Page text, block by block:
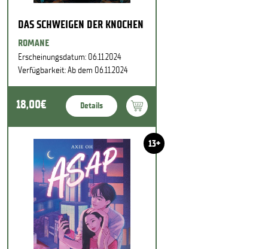
DAS SCHWEIGEN DER KNOCHEN
ROMANE
Erscheinungsdatum: 06.11.2024
Verfügbarkeit: Ab dem 06.11.2024
18,00€ Details
13+